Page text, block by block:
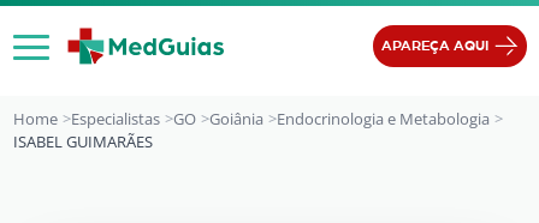
Ir para o conteúdo
APAREÇA AQUI
Home Especialistas GO Goiânia
Endocrinologia e Metabologia
ISABEL GUIMARÃES